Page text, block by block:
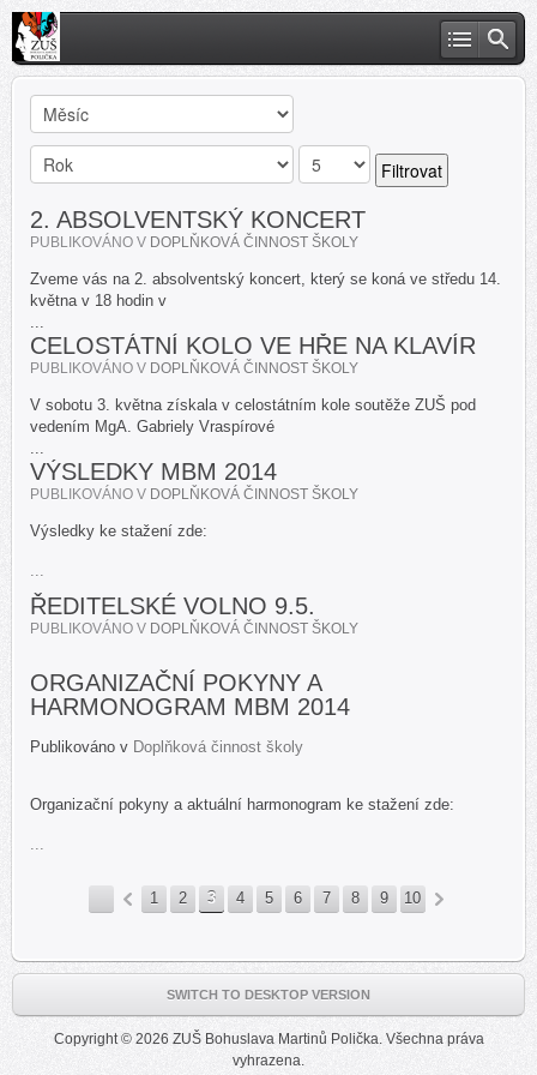
Filtrovat
2. ABSOLVENTSKÝ KONCERT
PUBLIKOVÁNO V DOPLŇKOVÁ ČINNOST ŠKOLY
Zveme vás na 2. absolventský koncert, který se koná ve středu 14.
května v 18 hodin v
...
CELOSTÁTNÍ KOLO VE HŘE NA KLAVÍR
PUBLIKOVÁNO V DOPLŇKOVÁ ČINNOST ŠKOLY
V sobotu 3. května získala v celostátním kole soutěže ZUŠ pod
vedením MgA. Gabriely Vraspírové
...
VÝSLEDKY MBM 2014
PUBLIKOVÁNO V DOPLŇKOVÁ ČINNOST ŠKOLY
Výsledky ke stažení zde:
...
ŘEDITELSKÉ VOLNO 9.5.
PUBLIKOVÁNO V DOPLŇKOVÁ ČINNOST ŠKOLY
ORGANIZAČNÍ POKYNY A
HARMONOGRAM MBM 2014
Publikováno v Doplňková činnost školy
Organizační pokyny a aktuální harmonogram ke stažení zde:
...
«
1 2 3 4 5 6 7 8 9 10
SWITCH TO DESKTOP VERSION
Copyright © 2026 ZUŠ Bohuslava Martinů Polička. Všechna práva
vyhrazena.